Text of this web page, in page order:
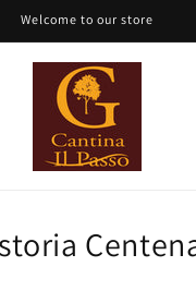
Welcome to our store